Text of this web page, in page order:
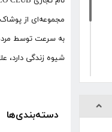
مجموعه‌ای از
شیوه زندگی دارد، علاوه بر
دسته‌بندی‌ها